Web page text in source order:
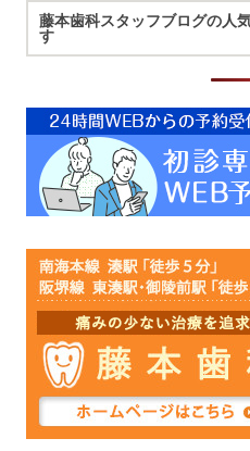
藤本歯科スタッフブログの人
す